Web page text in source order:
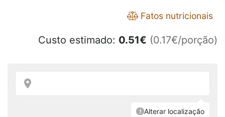
Fatos nutricionais
Custo estimado: 0.51€ (0.17€/porção)